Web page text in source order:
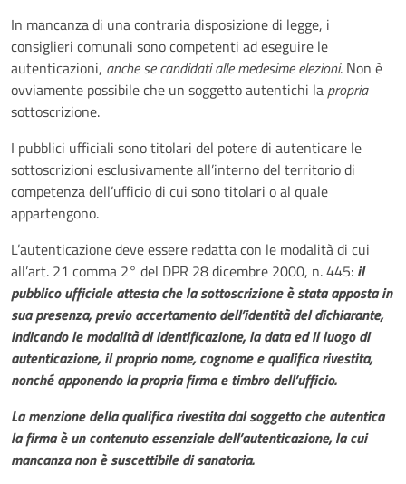
In mancanza di una contraria disposizione di legge, i
consiglieri comunali sono competenti ad eseguire le
autenticazioni, anche se candidati alle medesime elezioni. Non è
ovviamente possibile che un soggetto autentichi la propria
sottoscrizione.
I pubblici ufficiali sono titolari del potere di autenticare le
sottoscrizioni esclusivamente all’interno del territorio di
competenza dell’ufficio di cui sono titolari o al quale
appartengono.
L’autenticazione deve essere redatta con le modalità di cui
all’art. 21 comma 2° del DPR 28 dicembre 2000, n. 445: il
pubblico ufficiale attesta che la sottoscrizione è stata apposta in
sua presenza, previo accertamento dell’identità del dichiarante,
indicando le modalità di identificazione, la data ed il luogo di
autenticazione, il proprio nome, cognome e qualifica rivestita,
nonché apponendo la propria firma e timbro dell’ufficio.
La menzione della qualifica rivestita dal soggetto che autentica
la firma è un contenuto essenziale dell’autenticazione, la cui
mancanza non è suscettibile di sanatoria.